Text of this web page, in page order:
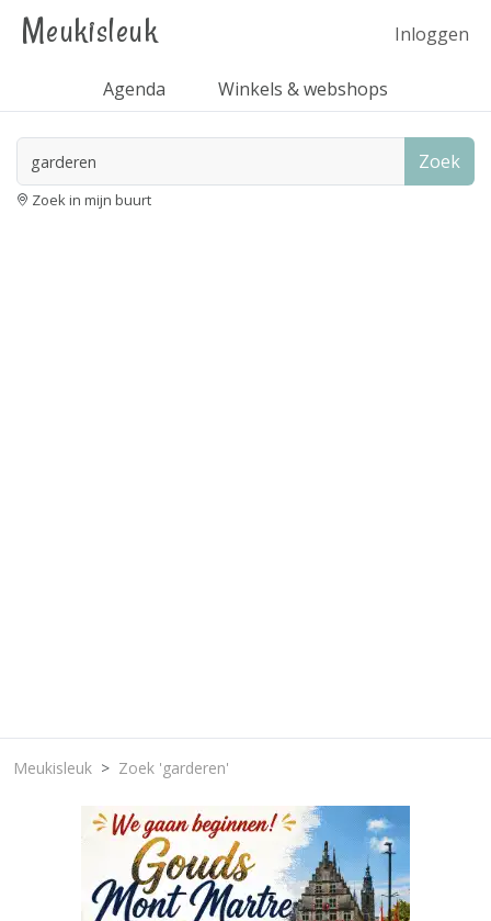
Meukisleuk Inloggen
Agenda Winkels & webshops
Zoek
Zoek in mijn buurt
Meukisleuk Zoek 'garderen'